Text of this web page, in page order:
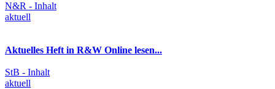
N&R - Inhalt
aktuell
Aktuelles Heft in R&W Online lesen...
StB - Inhalt
aktuell